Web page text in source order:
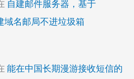
自建邮件服务器，基于
域名邮局不进垃圾箱
能在中国长期漫游接收短信的